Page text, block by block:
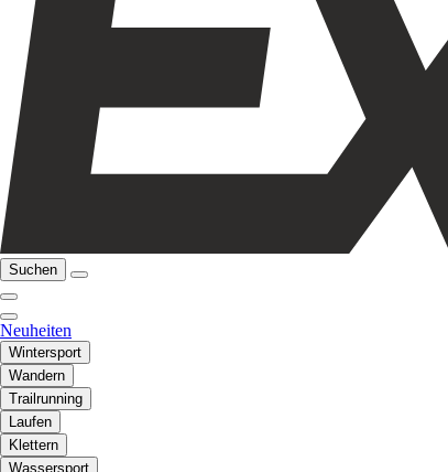
Suchen
Neuheiten
Wintersport
Wandern
Trailrunning
Laufen
Klettern
Wassersport